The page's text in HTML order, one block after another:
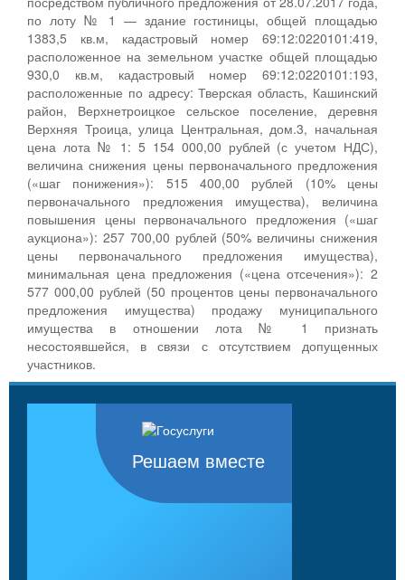
по лоту № 1 — здание гостиницы, общей площадью
1383,5 кв.м, кадастровый номер 69:12:0220101:419,
расположенное на земельном участке общей площадью
930,0 кв.м, кадастровый номер 69:12:0220101:193,
расположенные по адресу: Тверская область, Кашинский
район, Верхнетроицкое сельское поселение, деревня
Верхняя Троица, улица Центральная, дом.3, начальная
цена лота № 1: 5 154 000,00 рублей (с учетом НДС),
величина снижения цены первоначального предложения
(«шаг понижения»): 515 400,00 рублей (10% цены
первоначального предложения имущества), величина
повышения цены первоначального предложения («шаг
аукциона»): 257 700,00 рублей (50% величины снижения
цены первоначального предложения имущества),
минимальная цена предложения («цена отсечения»): 2
577 000,00 рублей (50 процентов цены первоначального
предложения имущества) продажу муниципального
имущества в отношении лота № 1 признать
несостоявшейся, в связи с отсутствием допущенных
участников.
Решаем вместе